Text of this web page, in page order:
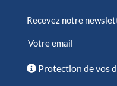
Recevez notre
Protection de vos